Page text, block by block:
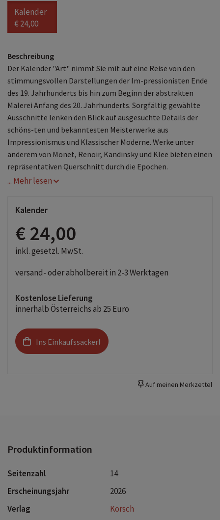
Kalender
€ 24,00
Beschreibung
Der Kalender "Art" nimmt Sie mit auf eine Reise von den
stimmungsvollen Darstellungen der Im-pressionisten Ende
des 19. Jahrhunderts bis hin zum Beginn der abstrakten
Malerei Anfang des 20. Jahrhunderts. Sorgfältig gewählte
Ausschnitte lenken den Blick auf ausgesuchte Details der
schöns-ten und bekanntesten Meisterwerke aus
Impressionismus und Klassischer Moderne. Werke unter
anderem von Monet, Renoir, Kandinsky und Klee bieten einen
repräsentativen Querschnitt durch die Epochen.
Kunstkalender groß im Hochformat
Neutrales Kalendarium für alle Länder
Quellen
Schickes passepartout Design für einen wertigen
Anblick Ihres Wandkalenders
Korsch WandkalenderEntdecke die vielseitigen
Büro, in der Küche, im Wohn- oder Schlafzimmer. Dieser
Wandkalender ist nicht nur ein optisches Highlight,
begeistert mit wechselnden, einzigartigen Motiven für
jede Jahreszeit. Korsch Kalender zeichnen sich durch eine
herausragende Druckqualität, eine stabile Spiralbindung
Dekoration deiner Räume. Wähle aus verschiedenen
... Mehr lesen
Kalender
€ 24,00
inkl. gesetzl. MwSt.
versand- oder abholbereit in 2-3 Werktagen
Kostenlose Lieferung
innerhalb Österreichs ab 25 Euro
Ins Einkaufssackerl
Auf meinen Merkzettel
Produktinformation
Seitenzahl
14
Erscheinungsjahr
2026
Verlag
Korsch